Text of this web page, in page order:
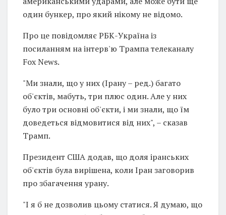
один бункер, про який нікому не відомо.
Про це повідомляє РБК-Україна із
посиланням на інтерв'ю Трампа телеканалу
Fox News.
"Ми знали, що у них (Ірану – ред.) багато
об'єктів, мабуть, три плюс один. Але у них
було три основні об'єкти, і ми знали, що їм
доведеться відмовитися від них", – сказав
Трамп.
Президент США додав, що доля іранських
об'єктів була вирішена, коли Іран заговорив
про збагачення урану.
"І я б не дозволив цьому статися. Я думаю, що